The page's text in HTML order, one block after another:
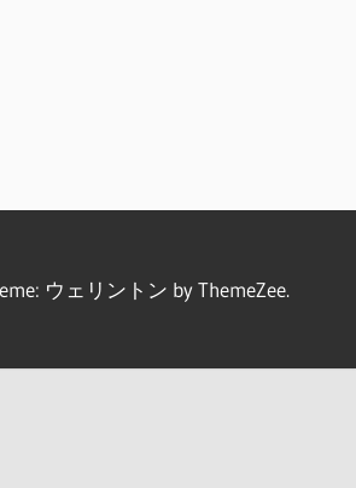
ウェリントン by ThemeZee.